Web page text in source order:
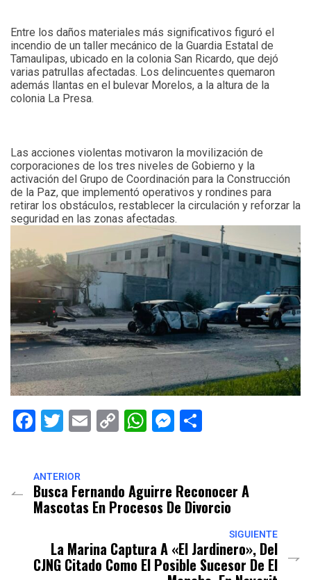
Entre los daños materiales más significativos figuró el
incendio de un taller mecánico de la Guardia Estatal de
Tamaulipas, ubicado en la colonia San Ricardo, que dejó
varias patrullas afectadas. Los delincuentes quemaron
además llantas en el bulevar Morelos, a la altura de la
colonia La Presa.
Las acciones violentas motivaron la movilización de
corporaciones de los tres niveles de Gobierno y la
activación del Grupo de Coordinación para la Construcción
de la Paz, que implementó operativos y rondines para
retirar los obstáculos, restablecer la circulación y reforzar la
seguridad en las zonas afectadas.
Facebook
Twitter
EmailCopyWhatsApp
Messenger
ANTERIOR
Busca Fernando Aguirre Reconocer A
Mascotas En Procesos De Divorcio
SIGUIENTE
La Marina Captura A «El Jardinero», Del
CJNG Citado Como El Posible Sucesor De El